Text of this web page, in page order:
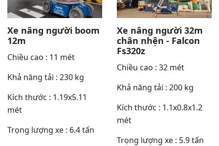
Xe nâng người boom
12m
Chiều cao : 11 mét
Khả năng tải : 230 kg
Kích thước : 1.19x5.11
mét
Trọng lượng xe : 6.4 tấn
Xe nâng người 32m
chân nhện - Falcon
Fs320z
Chiều cao : 32 mét
Khả năng tải : 200 kg
Kích thước : 1.1x0.8x1.2
mét
Trọng lượng xe : 5.9 tấn